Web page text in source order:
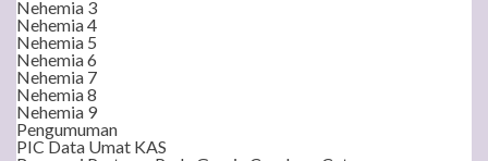
Nehemia 3
Nehemia 4
Nehemia 5
Nehemia 6
Nehemia 7
Nehemia 8
Nehemia 9
Pengumuman
PIC Data Umat KAS